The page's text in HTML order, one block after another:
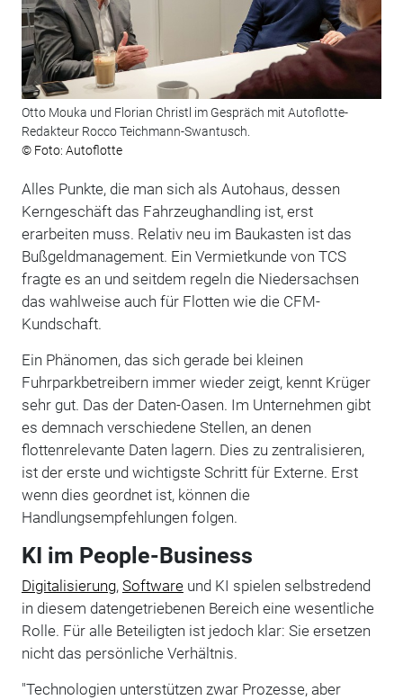
Otto Mouka und Florian Christl im Gespräch mit Autoflotte-
Redakteur Rocco Teichmann-Swantusch.
© Foto: Autoflotte
Alles Punkte, die man sich als Autohaus, dessen
Kerngeschäft das Fahrzeughandling ist, erst
erarbeiten muss. Relativ neu im Baukasten ist das
Bußgeldmanagement. Ein Vermietkunde von TCS
fragte es an und seitdem regeln die Niedersachsen
das wahlweise auch für Flotten wie die CFM-
Kundschaft.
Ein Phänomen, das sich gerade bei kleinen
Fuhrparkbetreibern immer wieder zeigt, kennt Krüger
sehr gut. Das der Daten-Oasen. Im Unternehmen gibt
es demnach verschiedene Stellen, an denen
flottenrelevante Daten lagern. Dies zu zentralisieren,
ist der erste und wichtigste Schritt für Externe. Erst
wenn dies geordnet ist, können die
Handlungsempfehlungen folgen.
KI im People-Business
Digitalisierung, Softwareund KI spielen selbstredend
in diesem datengetriebenen Bereich eine wesentliche
Rolle. Für alle Beteiligten ist jedoch klar: Sie ersetzen
nicht das persönliche Verhältnis.
"Technologien unterstützen zwar Prozesse, aber